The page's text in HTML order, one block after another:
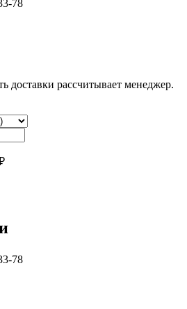
78
доставки рассчитывает менеджер.
78